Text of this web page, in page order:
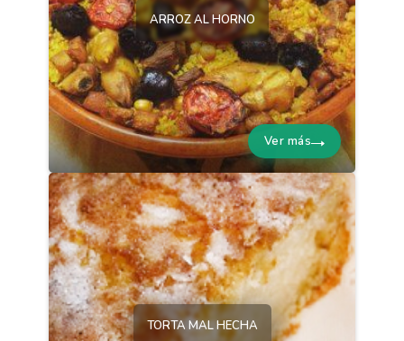
ARROZ AL HORNO
Ver más
TORTA MAL HECHA